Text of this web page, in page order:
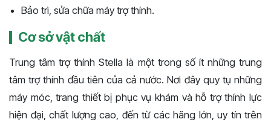
Bảo trì, sửa chữa máy trợ thính.
Cơ sở vật chất
Trung tâm trợ thính Stella là một trong số ít những trung
tâm trợ thính đầu tiên của cả nước. Nơi đây quy tụ những
máy móc, trang thiết bị phục vụ khám và hỗ trợ thính lực
hiện đại, chất lượng cao, đến từ các hãng lớn, uy tín trên